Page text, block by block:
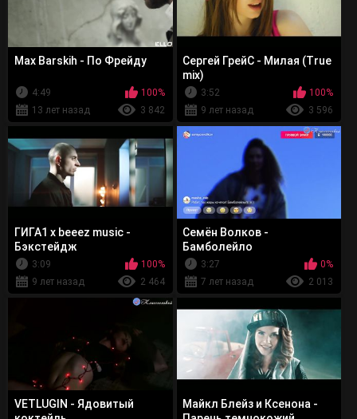
Max Barskih - По Фрейду
4:49
100%
13 лет назад
3 842
Сергей ГрейС - Милая (True
mix)
3:52
100%
9 лет назад
3 596
ГИГА1 х beeez music -
Бэкстейдж
3:09
100%
9 лет назад
2 464
Семён Волков -
Бамболейло
3:27
0%
7 лет назад
2 013
VETLUGIN - Ядовитый
Майкл Блейз и Ксенона -